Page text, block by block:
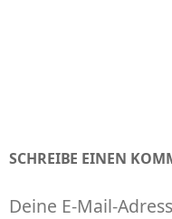
SCHREIBE EINEN
Deine E-Mail-